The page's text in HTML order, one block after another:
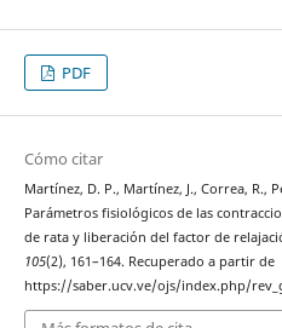
PDF
Cómo citar
Martínez, D. P., Martínez, J., Correa, R.,
Parámetros fisiológicos de las
de rata y liberación del factor de
105(2), 161–164. Recuperado a partir de
https://saber.ucv.ve/ojs/index.php/